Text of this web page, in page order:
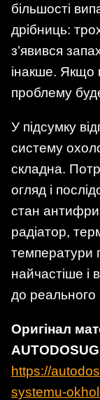
більшості
дрібниць:
з’явився
інакше. Якщо
проблему
У підсумку
систему
складна.
огляд і
стан
радіатор,
температури
найчастіше і
до реального
Оригінал
https://
systemu-